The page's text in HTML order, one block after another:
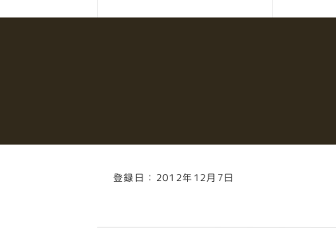
登録日：2012年12月7日